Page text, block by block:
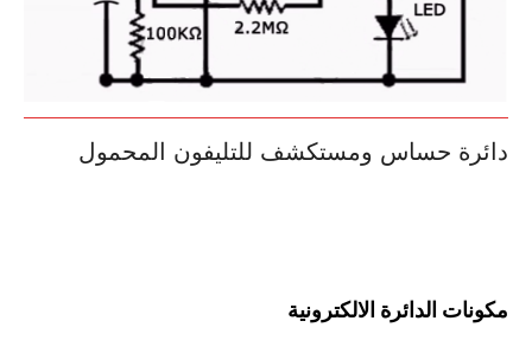
دائرة حساس ومستكشف للتليفون المحمول
مكونات الدائرة الالكترونية